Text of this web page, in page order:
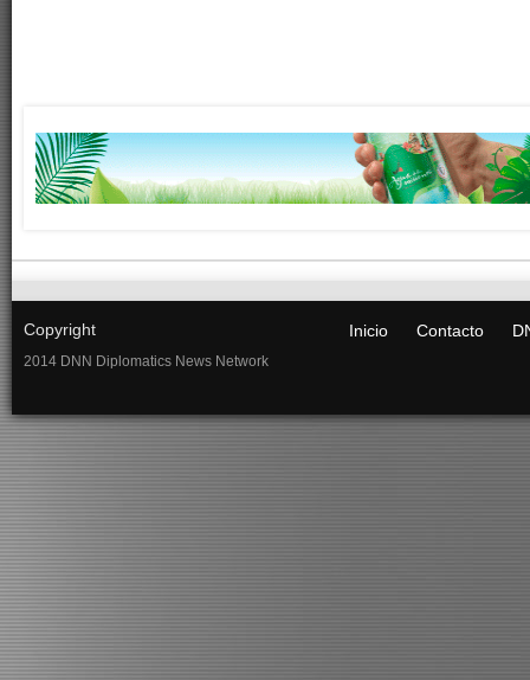
Copyright
2014 DNN Diplomatics News Network
Inicio Contacto